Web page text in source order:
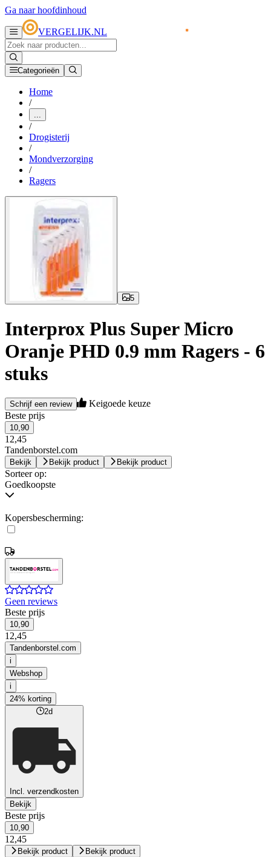
Ga naar hoofdinhoud
VERGELIJK.NL
Categorieën
Home
/
...
/
Drogisterij
/
Mondverzorging
/
Ragers
5
Interprox Plus Super Micro
Oranje PHD 0.9 mm Ragers - 6
stuks
Schrijf een review
Keigoede keuze
Beste prijs
10,90
12,45
Tandenborstel.com
Bekijk Bekijk product Bekijk product
Sorteer op:
Goedkoopste
Kopersbescherming:
Geen reviews
Beste prijs
10,90
12,45
Tandenborstel.com
i
Webshop
i
24% korting
2d
Incl. verzendkosten
Bekijk
Beste prijs
10,90
12,45
Bekijk product Bekijk product